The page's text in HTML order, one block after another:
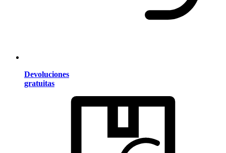
Devoluciones
gratuitas